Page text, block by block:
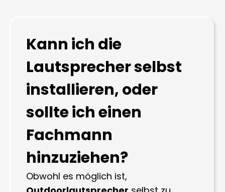
Kann ich die
Lautsprecher selbst
installieren, oder
sollte ich einen
Fachmann
hinzuziehen?
Obwohl es möglich ist,